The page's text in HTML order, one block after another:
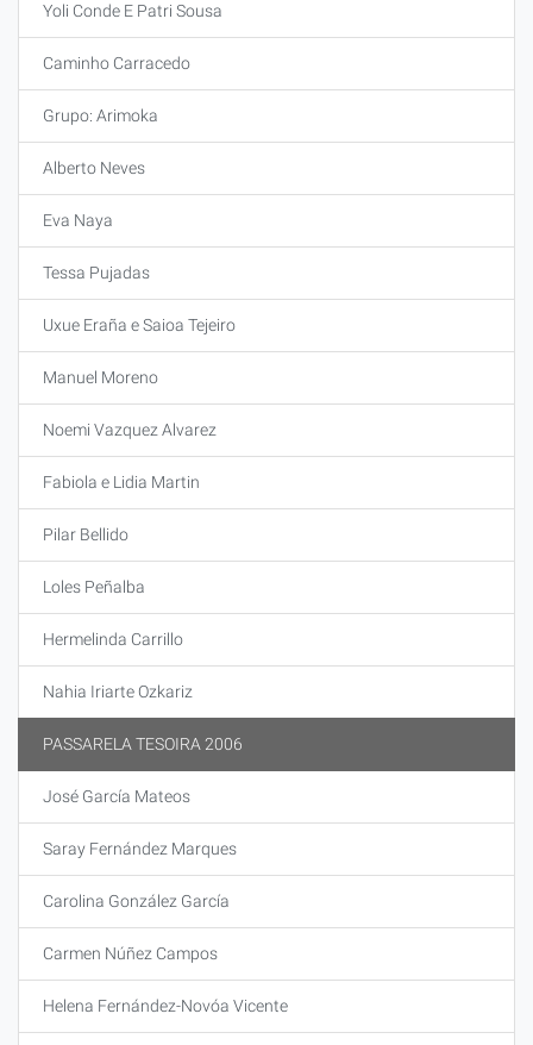
Yoli Conde E Patri Sousa
Caminho Carracedo
Grupo: Arimoka
Alberto Neves
Eva Naya
Tessa Pujadas
Uxue Eraña e Saioa Tejeiro
Manuel Moreno
Noemi Vazquez Alvarez
Fabiola e Lidia Martin
Pilar Bellido
Loles Peñalba
Hermelinda Carrillo
Nahia Iriarte Ozkariz
PASSARELA TESOIRA 2006
José García Mateos
Saray Fernández Marques
Carolina González García
Carmen Núñez Campos
Helena Fernández-Novóa Vicente